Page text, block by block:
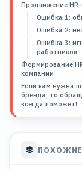
Продвижение
Ошибка 1:
Ошибка 2:
Ошибка 3:
работников
Формирование
компании
Если вам нужна
бренда, то
всегда поможет!